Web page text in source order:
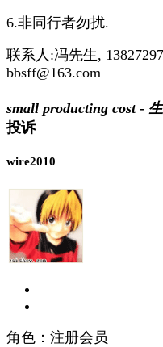
6.非同行者勿扰.
联系人:冯先生,
bbsff@163.com
small producting cost -
投诉
wire2010
角色：注册会员